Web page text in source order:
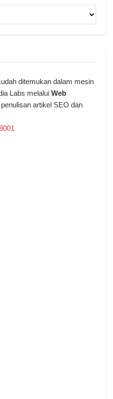
ditemukan dalam mesin
Labs melalui Web
artikel SEO dan